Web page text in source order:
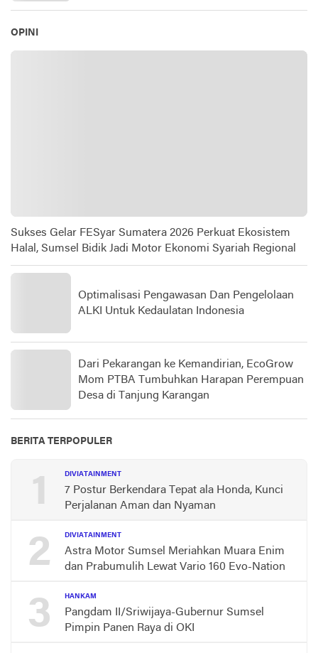
OPINI
Sukses Gelar FESyar Sumatera 2026 Perkuat Ekosistem
Halal, Sumsel Bidik Jadi Motor Ekonomi Syariah Regional
Optimalisasi Pengawasan Dan Pengelolaan
ALKI Untuk Kedaulatan Indonesia
Dari Pekarangan ke Kemandirian, EcoGrow
Mom PTBA Tumbuhkan Harapan Perempuan
Desa di Tanjung Karangan
BERITA TERPOPULER
1 DIVIATAINMENT
7 Postur Berkendara Tepat ala Honda, Kunci
Perjalanan Aman dan Nyaman
2 DIVIATAINMENT
Astra Motor Sumsel Meriahkan Muara Enim
dan Prabumulih Lewat Vario 160 Evo-Nation
3 HANKAM
Pangdam II/Sriwijaya-Gubernur Sumsel
Pimpin Panen Raya di OKI